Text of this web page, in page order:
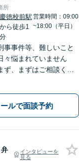
所
慶徳校前駅
から徒歩1
分
営業時間：09:00
~18:00（平日）
事事件等、難しいこと
々悩まれていません
ず、まずはご相談くだ
としてどういった解決
案します。
ールで面談予約
弁
インタビューを
見る